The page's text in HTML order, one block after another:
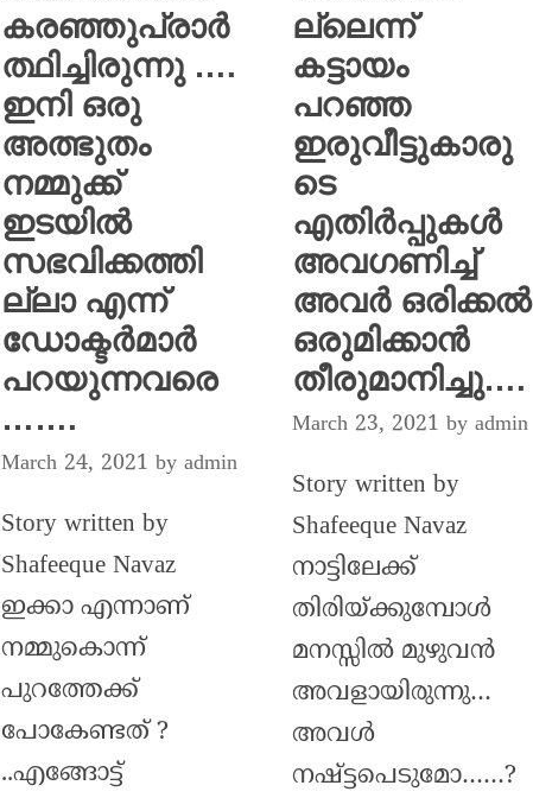
കരഞ്ഞുപ്രാർ
ത്ഥിച്ചിരുന്നു ….
ഇനി ഒരു
അത്ഭുതം
നമ്മുക്ക്
ഇടയിൽ
സഭവിക്കത്തി
ല്ലാ എന്ന്
ഡോക്ടർമാർ
പറയുന്നവരെ
…….
March 24, 2021 byadmin
Story written by
Shafeeque Navaz
ഇക്കാ എന്നാണ്
നമ്മുകൊന്ന്
പുറത്തേക്ക്
പോകേണ്ടത് ?
..എങ്ങോട്ട്
ല്ലെന്ന്
കട്ടായം
പറഞ്ഞ
ഇരുവീട്ടുകാരു
ടെ
എതിർപ്പുകൾ
അവഗണിച്ച്
അവർ ഒരിക്കൽ
ഒരുമിക്കാൻ
തീരുമാനിച്ചു….
March 23, 2021 byadmin
Story written by
Shafeeque Navaz
നാട്ടിലേക്ക്
തിരിയ്ക്കുമ്പോൾ
മനസ്സിൽ മുഴുവൻ
അവളായിരുന്നു…
അവൾ
നഷ്ട്ടപെടുമോ……?